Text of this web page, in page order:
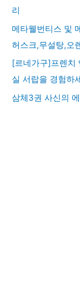
리
메타웰번티스 및
허스크,무설탕,오
[르네가구]프렌치
실 서랍을 경험하
삼체3권 사신의